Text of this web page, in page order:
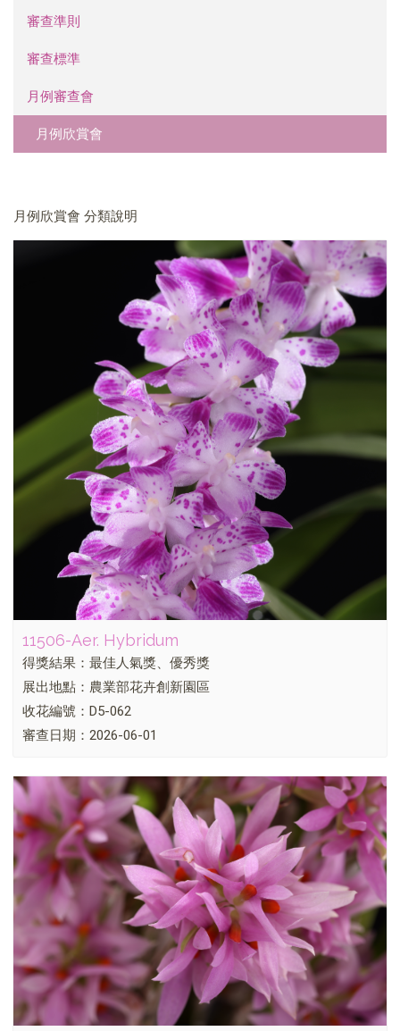
審查準則
審查標準
月例審查會
月例欣賞會
月例欣賞會 分類說明
11506-Aer. Hybridum
得獎結果：最佳人氣獎、優秀獎
展出地點：農業部花卉創新園區
收花編號：D5-062
審查日期：2026-06-01